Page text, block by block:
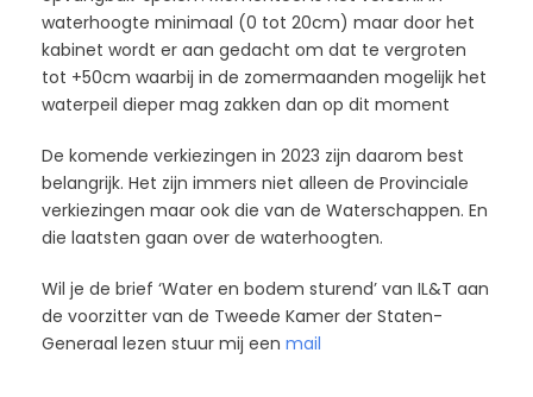
waterhoogte minimaal (0 tot 20cm) maar door het
kabinet wordt er aan gedacht om dat te vergroten
tot +50cm waarbij in de zomermaanden mogelijk het
waterpeil dieper mag zakken dan op dit moment
De komende verkiezingen in 2023 zijn daarom best
belangrijk. Het zijn immers niet alleen de Provinciale
verkiezingen maar ook die van de Waterschappen. En
die laatsten gaan over de waterhoogten.
Wil je de brief ‘Water en bodem sturend’ van IL&T aan
de voorzitter van de Tweede Kamer der Staten-
Generaal lezen stuur mij een mail